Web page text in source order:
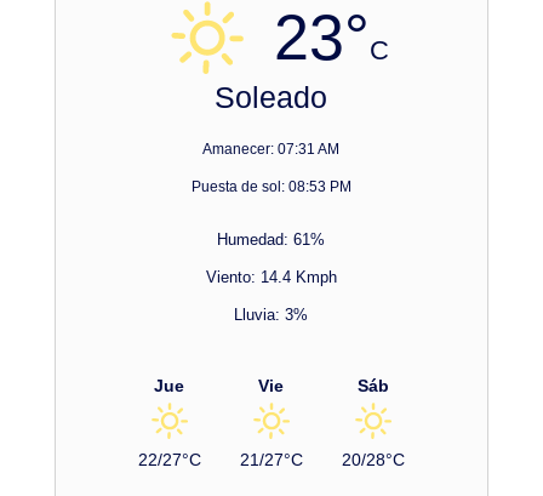
23°C
Soleado
Amanecer: 07:31 AM
Puesta de sol: 08:53 PM
Humedad: 61%
Viento: 14.4 Kmph
Lluvia: 3%
Jue
22/27°C
Vie
21/27°C
Sáb
20/28°C